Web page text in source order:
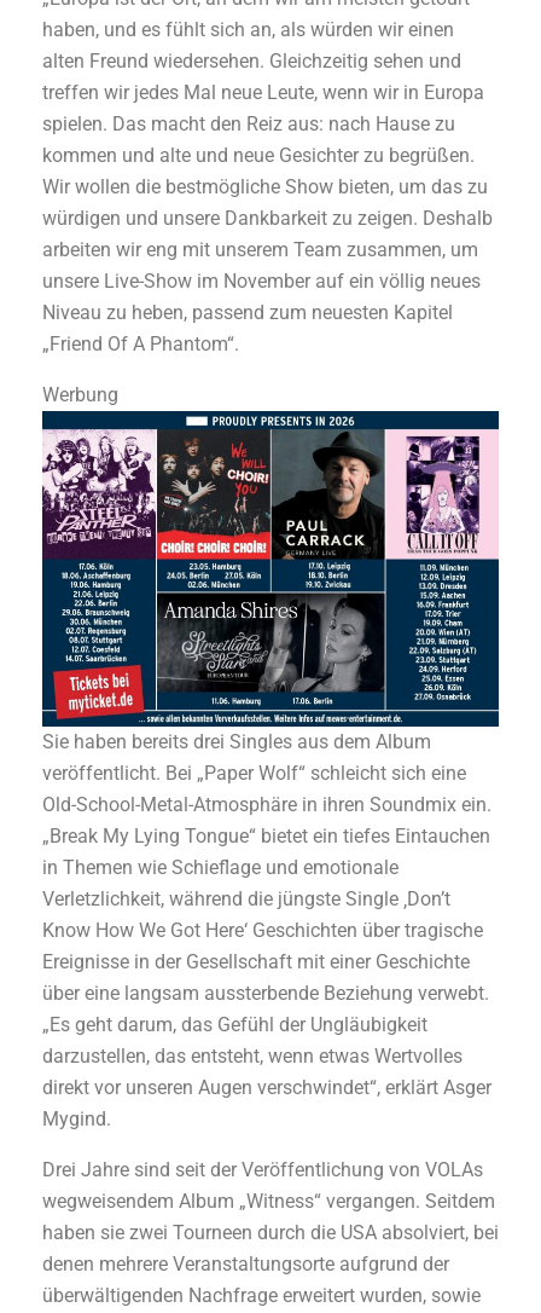
haben, und es fühlt sich an, als würden wir einen
alten Freund wiedersehen. Gleichzeitig sehen und
treffen wir jedes Mal neue Leute, wenn wir in Europa
spielen. Das macht den Reiz aus: nach Hause zu
kommen und alte und neue Gesichter zu begrüßen.
Wir wollen die bestmögliche Show bieten, um das zu
würdigen und unsere Dankbarkeit zu zeigen. Deshalb
arbeiten wir eng mit unserem Team zusammen, um
unsere Live-Show im November auf ein völlig neues
Niveau zu heben, passend zum neuesten Kapitel
„Friend Of A Phantom“.
Werbung
Sie haben bereits drei Singles aus dem Album
veröffentlicht. Bei „Paper Wolf“ schleicht sich eine
Old-School-Metal-Atmosphäre in ihren Soundmix ein.
„Break My Lying Tongue“ bietet ein tiefes Eintauchen
in Themen wie Schieflage und emotionale
Verletzlichkeit, während die jüngste Single ‚Don’t
Know How We Got Here‘ Geschichten über tragische
Ereignisse in der Gesellschaft mit einer Geschichte
über eine langsam aussterbende Beziehung verwebt.
„Es geht darum, das Gefühl der Ungläubigkeit
darzustellen, das entsteht, wenn etwas Wertvolles
direkt vor unseren Augen verschwindet“, erklärt Asger
Mygind.
Drei Jahre sind seit der Veröffentlichung von VOLAs
wegweisendem Album „Witness“ vergangen. Seitdem
haben sie zwei Tourneen durch die USA absolviert, bei
denen mehrere Veranstaltungsorte aufgrund der
überwältigenden Nachfrage erweitert wurden, sowie